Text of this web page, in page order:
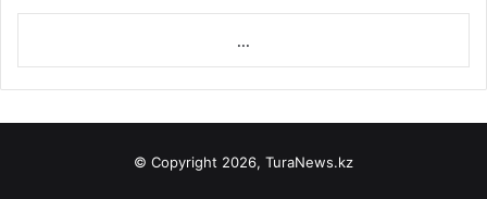
...
© Copyright 2026, TuraNews.kz